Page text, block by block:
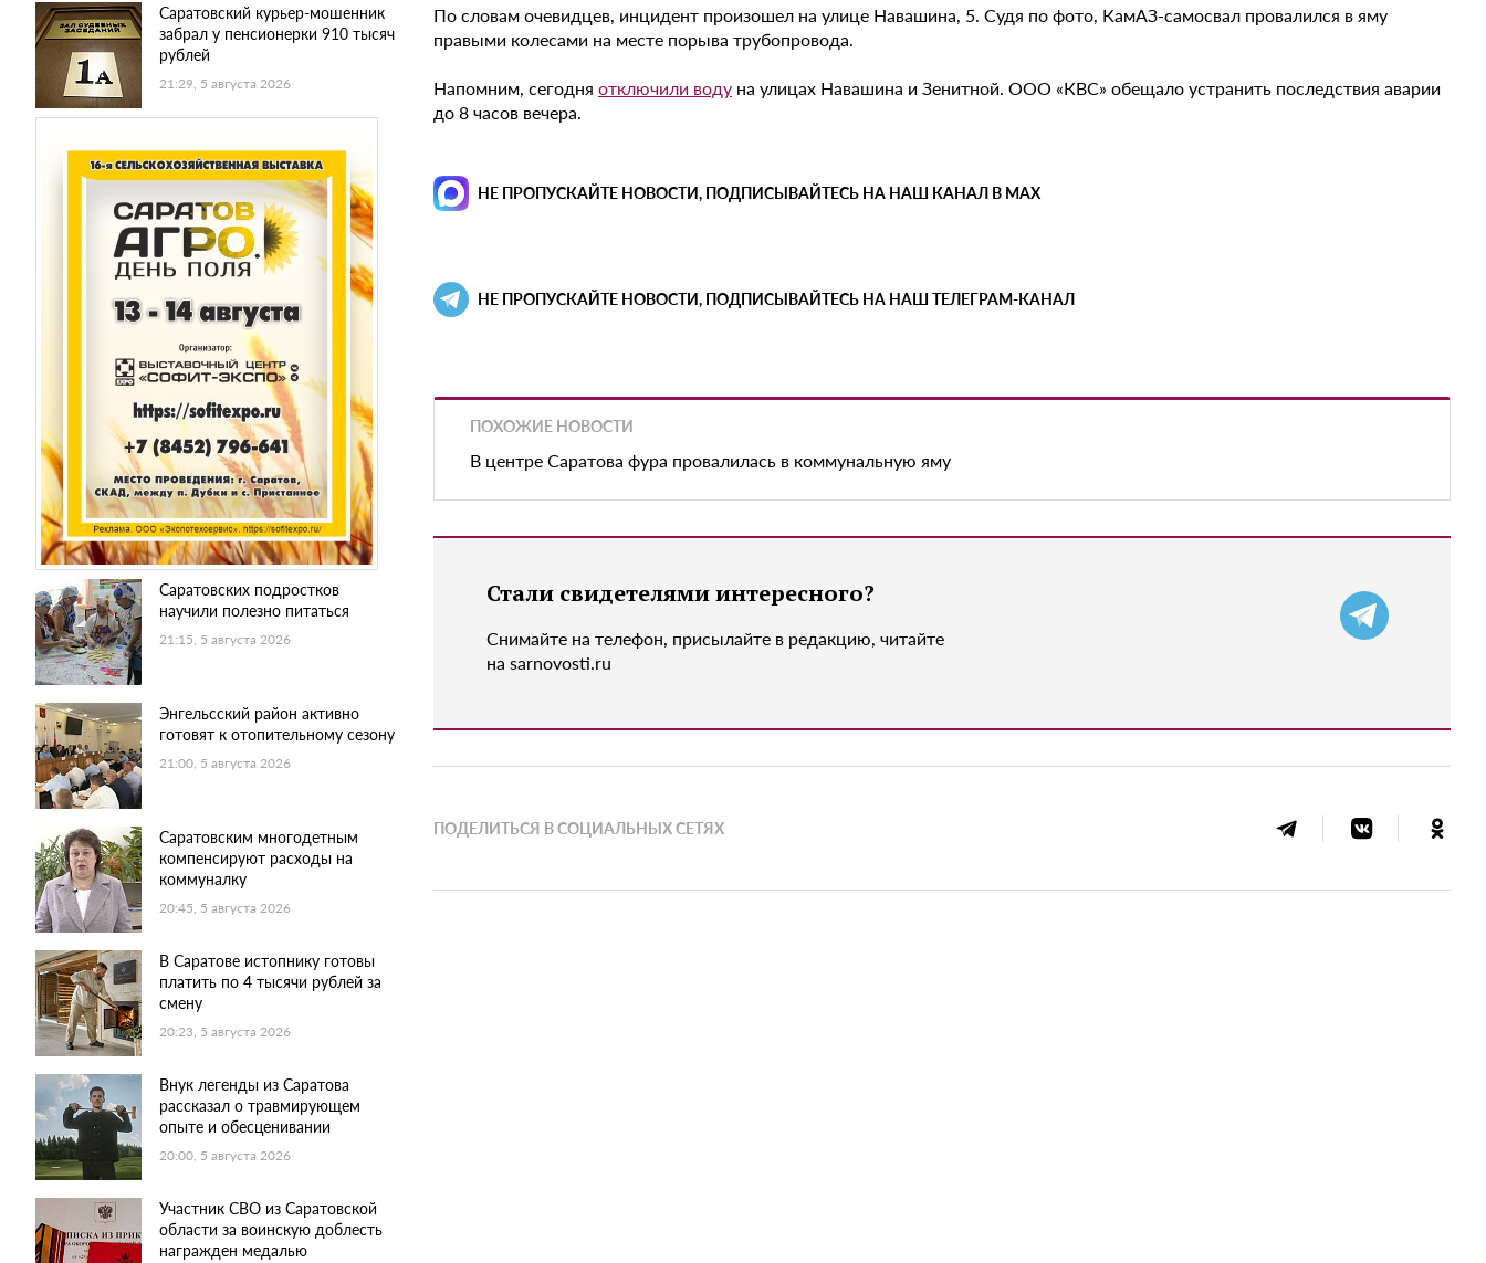
Саратовский курьер-мошенник
забрал у пенсионерки 910 тысяч
рублей
21:29, 5 августа 2026
Саратовских подростков
научили полезно питаться
21:15, 5 августа 2026
Энгельсский район активно
готовят к отопительному сезону
21:00, 5 августа 2026
Саратовским многодетным
компенсируют расходы на
коммуналку
20:45, 5 августа 2026
В Саратове истопнику готовы
платить по 4 тысячи рублей за
смену
20:23, 5 августа 2026
Внук легенды из Саратова
рассказал о травмирующем
опыте и обесценивании
20:00, 5 августа 2026
Участник СВО из Саратовской
области за воинскую доблесть
награжден медалью
По словам очевидцев, инцидент произошел на улице Навашина, 5. Судя по фото, КамАЗ-самосвал провалился в яму
правыми колесами на месте порыва трубопровода.
Напомним, сегодня отключили воду на улицах Навашина и Зенитной. ООО «КВС» обещало устранить последствия аварии
до 8 часов вечера.
НЕ ПРОПУСКАЙТЕ НОВОСТИ, ПОДПИСЫВАЙТЕСЬ НА НАШ КАНАЛ В MAX
НЕ ПРОПУСКАЙТЕ НОВОСТИ, ПОДПИСЫВАЙТЕСЬ НА НАШ ТЕЛЕГРАМ-КАНАЛ
ПОХОЖИЕ НОВОСТИ
В центре Саратова фура провалилась в коммунальную яму
Стали свидетелями интересного?
Снимайте на телефон, присылайте в редакцию, читайте
на sarnovosti.ru
ПОДЕЛИТЬСЯ В СОЦИАЛЬНЫХ СЕТЯХ